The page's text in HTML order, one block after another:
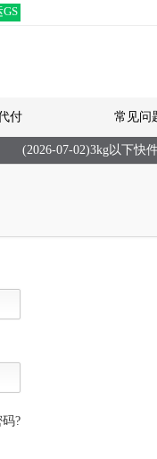
付 常见问
(2026-07-02)3kg以下快
?